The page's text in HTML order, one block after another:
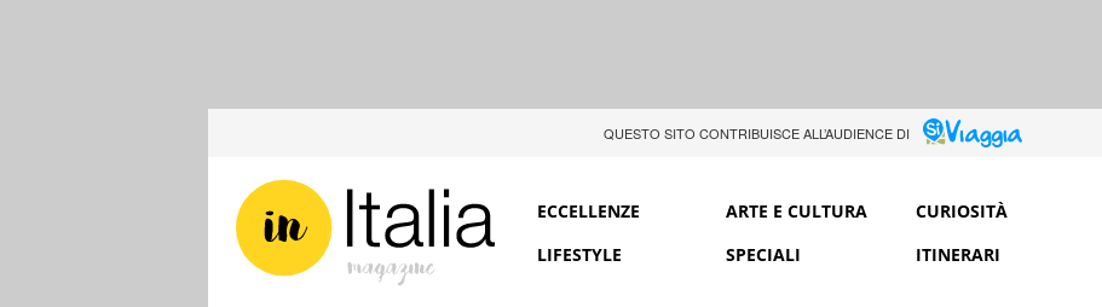
QUESTO SITO CONTRIBUISCE ALL’AUDIENCE DI
ECCELLENZE ARTE E CULTURA CURIOSITÀ
LIFESTYLE
SPECIALI ITINERARI